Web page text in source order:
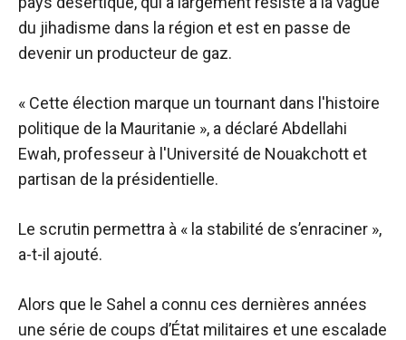
du jihadisme dans la région et est en passe de
devenir un producteur de gaz.
« Cette élection marque un tournant dans l'histoire
politique de la Mauritanie », a déclaré Abdellahi
Ewah, professeur à l'Université de Nouakchott et
partisan de la présidentielle.
Le scrutin permettra à « la stabilité de s’enraciner »,
a-t-il ajouté.
Alors que le Sahel a connu ces dernières années
une série de coups d’État militaires et une escalade